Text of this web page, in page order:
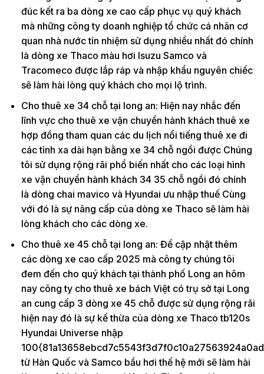
đúc kết ra ba dòng xe cao cấp phục vụ quý khách
mà những công ty doanh nghiệp tổ chức cá nhân cơ
quan nhà nước tín nhiệm sử dụng nhiều nhất đó chính
là dòng xe Thaco màu hơi Isuzu Samco và
Tracomeco được lắp ráp và nhập khẩu nguyên chiếc
sẽ làm hài lòng quý khách cho mọi lộ trình.
Cho thuê xe 34 chỗ tại long an: Hiện nay nhắc đến
lĩnh vực cho thuê xe vận chuyển hành khách thuê xe
hợp đồng tham quan các du lịch nổi tiếng thuê xe đi
các tỉnh xa dài hạn bằng xe 34 chỗ ngồi được Chúng
tôi sử dụng rộng rãi phổ biến nhất cho các loại hình
xe vận chuyển hành khách 34 35 chỗ ngồi đó chính
là dòng chai mavico và Hyundai ưu nhập thuế Cùng
với đó là sự nâng cấp của dòng xe Thaco sẽ làm hài
lòng khách cho các dòng xe.
Cho thuê xe 45 chỗ tại long an: Để cập nhật thêm
các dòng xe cao cấp 2025 mà công ty chúng tôi
đem đến cho quý khách tại thành phố Long an hôm
nay công ty cho thuê xe bách Việt có trụ sở tại Long
an cung cấp 3 dòng xe 45 chỗ được sử dụng rộng rãi
hiện nay đó là sự kế thừa của dòng xe Thaco tb120s
Hyundai Universe nhập
từ Hàn Quốc và Samco bầu hơi thế hệ mới sẽ làm hài